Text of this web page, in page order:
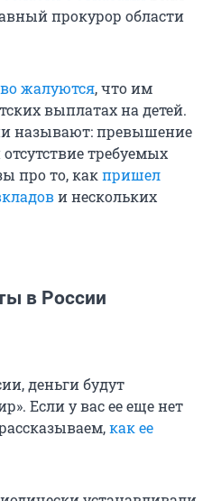
прокурор области
жалуются, что им
выплатах на детей.
называют: превышение
требуемых
про то, какпришел
и нескольких
в России
деньги будут
Если у вас ее еще нет
как ее